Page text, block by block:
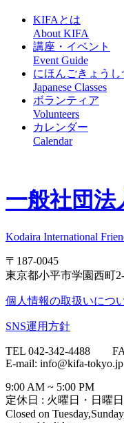
KIFAとは
About KIFA
講座・イベント
Event Guide
にほんごきょうし
Japanese Classes
ボランティア
Volunteers
カレンダー
Calendar
一般社団法
Kodaira International
〒187-0045
東京都小平市学園西町
個人情報の取扱いにつ
SNS運用方針
TEL 042-342-4488
E-mail: info@kifa-tokyo.jp
9:00 AM ~ 5:00 PM
定休日 : 火曜日・日曜
Closed on